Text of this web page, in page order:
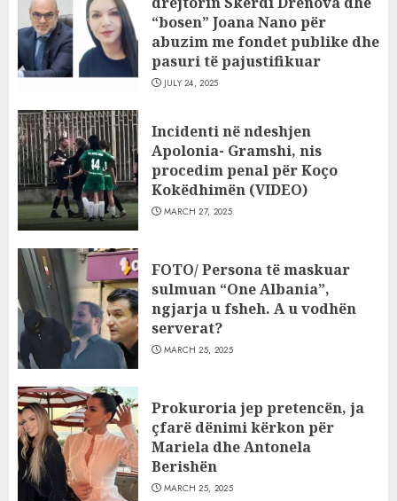
“bosen” Joana Nano për
abuzim me fondet publike dhe
pasuri të pajustifikuar
JULY 24, 2025
Incidenti në ndeshjen
Apolonia- Gramshi, nis
procedim penal për Koço
Kokëdhimën (VIDEO)
MARCH 27, 2025
FOTO/ Persona të maskuar
sulmuan “One Albania”,
ngjarja u fsheh. A u vodhën
serverat?
MARCH 25, 2025
Prokuroria jep pretencën, ja
çfarë dënimi kërkon për
Mariela dhe Antonela
Berishën
MARCH 25, 2025